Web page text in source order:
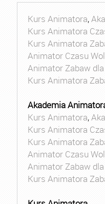
Kurs Animatora,
Kurs Animatora
Kurs Animatora
Animator Czasu
Animator Zabaw
Kurs Animatora
Akademia
Kurs Animatora,
Kurs Animatora
Kurs Animatora
Animator Czasu
Animator Zabaw
Kurs Animatora